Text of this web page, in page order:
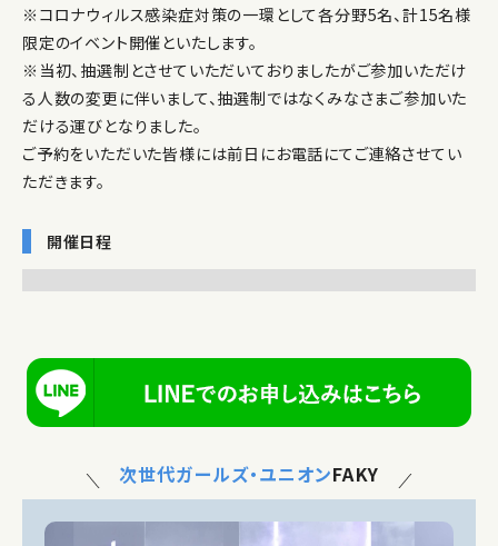
※コロナウィルス感染症対策の一環として各分野5名、計15名様
限定のイベント開催といたします。
※当初、抽選制とさせていただいておりましたがご参加いただけ
る人数の変更に伴いまして、抽選制ではなくみなさまご参加いた
だける運びとなりました。
ご予約をいただいた皆様には前日にお電話にてご連絡させてい
ただきます。
開催日程
次世代ガールズ・ユニオンFAKY